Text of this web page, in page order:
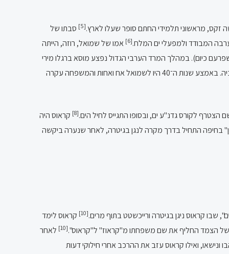
[5]
סבתו של
[6]
אמו של שמואל, רוזה, הייתה
כיום). במהלך המרד הערבי הגדול נפצע מוסא ברגלו מירי
של ערבים, במהלך נסיעה, והחלים במשך זמן רב בבית מן הפציעה. בתקופה זו נאלצה האם לפרנס את המשפחה בעבודות משק בית בשכונת רחביה. באמצע שנות ה־40 היו לשמואל אח ואחות והמשפחה עקרה
לקורס גדנ"ע ים, ובסופו התגייס לחיל הים.[8]
קראוס היה
בחיפה התחיל בדרך מקרה לנגן בגיטרה, לאחר שנערה ביקשה
קראוס ניגן בגיטרה ורייכשטט בתוף מרים.[10]
קראוס לימד
של הצמד החליף את שם משפחתו מ"קראוז" ל"קראוס".[10]
לאחר
ונישאו, ואילו קראוס עזב את ההרכב אחרי חילוקי דעות